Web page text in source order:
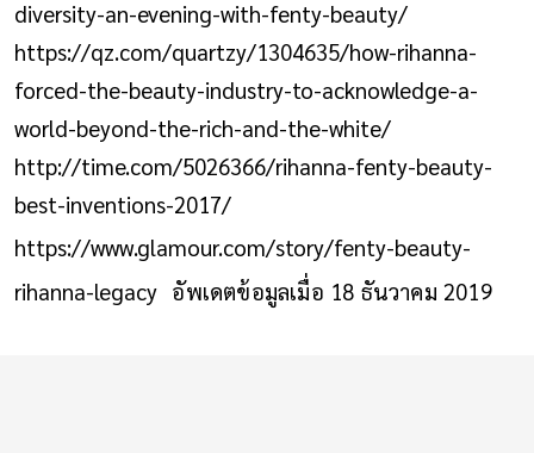
diversity-an-evening-with-fenty-beauty/
https://qz.com/quartzy/1304635/how-rihanna-
forced-the-beauty-industry-to-acknowledge-a-
world-beyond-the-rich-and-the-white/
http://time.com/5026366/rihanna-fenty-beauty-
best-inventions-2017/
https://www.glamour.com/story/fenty-beauty-
rihanna-legacy อัพเดตข้อมูลเมื่อ 18 ธันวาคม 2019